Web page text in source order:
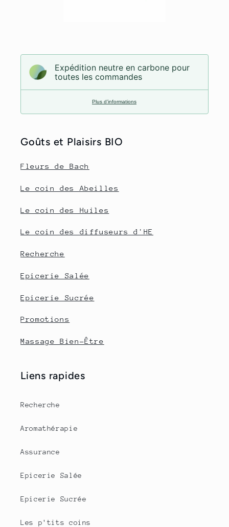
Expédition neutre en carbone pour
toutes les commandes
Plus d’informations
Goûts et Plaisirs BIO
Fleurs de Bach
Le coin des Abeilles
Le coin des Huiles
Le coin des diffuseurs d'HE
Recherche
Epicerie Salée
Epicerie Sucrée
Promotions
Massage Bien-Être
Liens rapides
Recherche
Aromathérapie
Assurance
Epicerie Salée
Epicerie Sucrée
Les p'tits coins